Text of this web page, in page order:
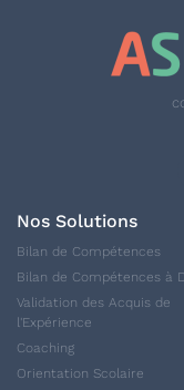
Nos Solutions
Bilan de Compétences
Bilan de Compétences à
Validation des Acquis de
l'Expérience
Coaching
Orientation Scolaire